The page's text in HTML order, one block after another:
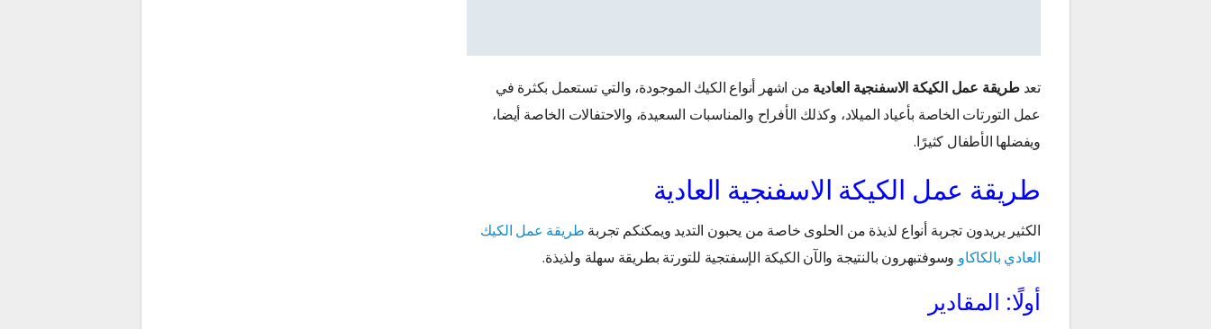
تعدطريقة عمل الكيكة الاسفنجية العادية من اشهر أنواع الكيك الموجودة، والتي تستعمل بكثرة في
عمل التورتات الخاصة بأعياد الميلاد، وكذلك الأفراح والمناسبات السعيدة، والاحتفالات الخاصة أيضا،
ويفضلها الأطفال كثيرًا.
طريقة عمل الكيكة الاسفنجية العادية
الكثير يريدون تجربة أنواع لذيذة من الحلوى خاصة من يحبون التديد ويمكنكم تجربة طريقة عمل الكيك
العادي بالكاكاو وسوفتبهرون بالنتيجة والآن الكيكة الإسفتجية للتورتة بطريقة سهلة ولذيذة.
أولًا: المقادير